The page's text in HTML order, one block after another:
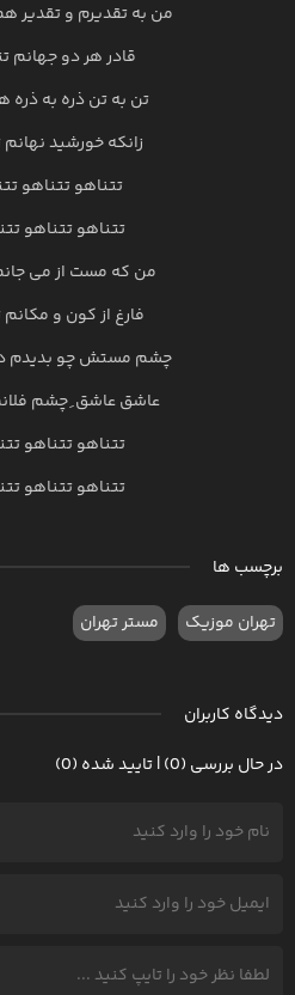
من به تقدیرم و تقدیر
قادر هر دو جهانم
تن به تن ذره به ذره
زانکه خورشید
تتناهو تتناهو
تتناهو تتناهو
من که مست از می
فارغ از کون و
چشم مستش چو بدیدم
عاشق عاشق ِ چشم
تتناهو تتناهو
تتناهو تتناهو
برچسب ها
تهران موزیک مستر تهران
دیدگاه کاربران
در حال بررسی (0) | تایید شده (0)